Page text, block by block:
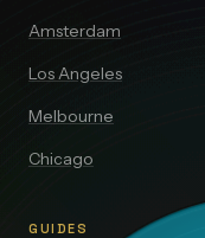
Amsterdam
Los Angeles
Melbourne
Chicago
GUIDES